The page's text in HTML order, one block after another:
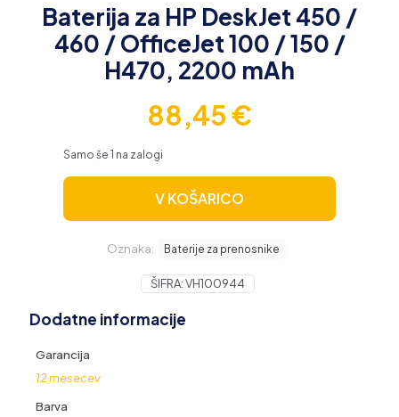
Baterija za HP DeskJet 450 /
460 / OfficeJet 100 / 150 /
H470, 2200 mAh
88,45€
Samo še 1 na zalogi
V KOŠARICO
Oznaka: Baterije za prenosnike
ŠIFRA:VH100944
Dodatne informacije
Garancija
12 mesecev
Barva